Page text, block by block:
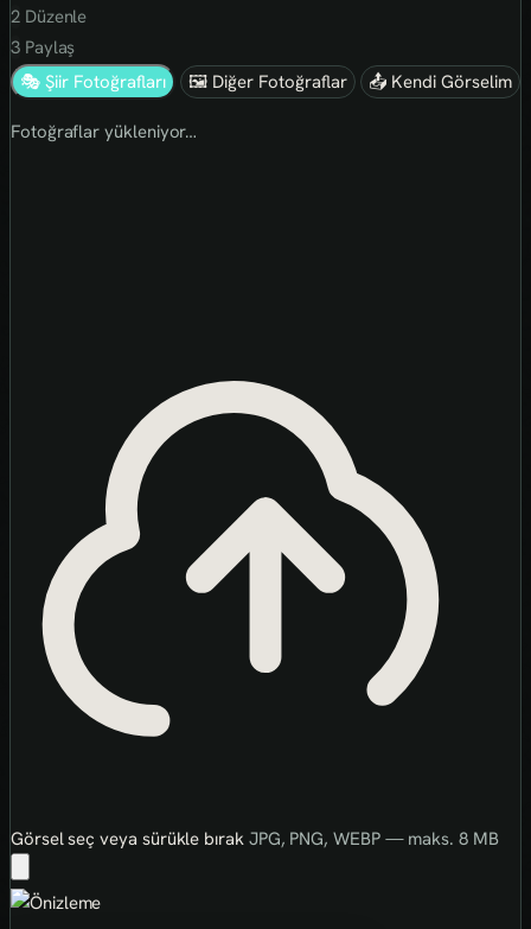
2Düzenle
3Paylaş
🎭 Şiir Fotoğrafları
🖼 Diğer Fotoğraflar 📤 Kendi Görselim
Fotoğraflar yükleniyor…
Görsel seç veya sürükle bırak JPG, PNG, WEBP — maks. 8 MB